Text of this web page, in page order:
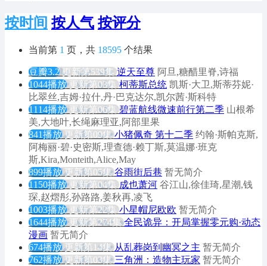
按时间 按人气 按评分
当前第 1 页，共 18595 个结果
豆瓣3.2 更新第539集 逆天至尊 阿旦,糖醋里脊,诗福
1044播放 更新第03集 柯蒂斯总统 凯斯·大卫,斯蒂芬妮·
比翠丝,吉姆·拉什,丹·巴克达尔,凯尔茜·斯科特
1114播放 更新第06集 碧蓝航线微速前行第二季 山根希
美,大地叶,长绳麻理亚,阿部里果
841播放 更新第09集 小猪佩奇 第十二季 约翰·斯帕克斯,
阿梅丽·碧·史密斯,理查德·赖丁斯,莫温娜·班克
斯,Kira,Monteith,Alice,May
899播放 更新第05集 谷雨街后巷 暂无简介
1150播放 更新第04集 成也萧河 谷江山,徐佳琦,星潮,钱
琛,赵熠彤,孙路路,姜秋再,凌飞
1003播放 更新第22集 小星帽尼欧欧 暂无简介
1644播放 更新第274集 全民诡异：开局掌握零元购·动态
漫画 暂无简介
674播放 更新第14集 从乱葬岗到幽冥之主 暂无简介
762播放 更新第03集 三角洲：造物主玩家 暂无简介